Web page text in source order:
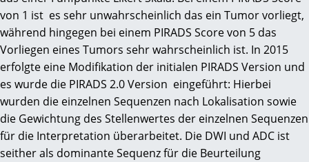
von 1 ist es sehr unwahrscheinlich das ein Tumor vorliegt,
während hingegen bei einem PIRADS Score von 5 das
Vorliegen eines Tumors sehr wahrscheinlich ist. In 2015
erfolgte eine Modifikation der initialen PIRADS Version und
es wurde die PIRADS 2.0 Version eingeführt: Hierbei
wurden die einzelnen Sequenzen nach Lokalisation sowie
die Gewichtung des Stellenwertes der einzelnen Sequenzen
für die Interpretation überarbeitet. Die DWI und ADC ist
seither als dominante Sequenz für die Beurteilung